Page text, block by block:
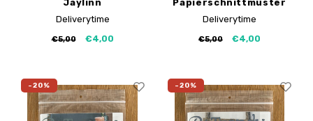
Jaylinn
Papierschnittmuster
Deliverytime
€5,00 €4,00
Papierschnittmuster
Deliverytime
€5,00 €4,00
-20% -20%